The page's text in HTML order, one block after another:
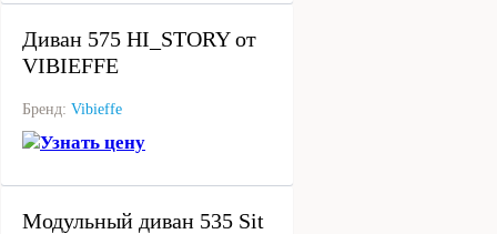
Диван 575 HI_STORY от
VIBIEFFE
Бренд: Vibieffe
Узнать цену
Модульный диван 535 Sit